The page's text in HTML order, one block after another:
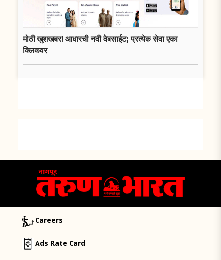
मोठी खुशखबर! आधारची नवी वेबसाईट; प्रत्येक सेवा एका
क्लिकवर
Careers
Ads Rate Card